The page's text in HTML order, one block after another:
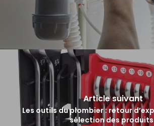
Article suivant
Les outils du plombier : retour
sélection des produits